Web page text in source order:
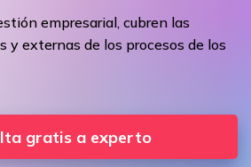
empresarial, cubren las
y externas de los procesos de los
gratis a experto